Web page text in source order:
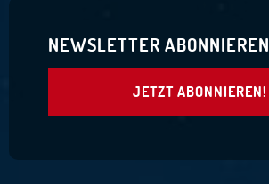
NEWSLETTER ABONNIEREN
JETZT ABONNIEREN!